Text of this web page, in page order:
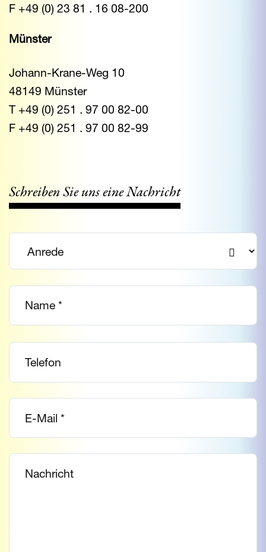
F +49 (0) 23 81 . 16 08-200
Münster
Johann-Krane-Weg 10
48149 Münster
T +49 (0) 251 . 97 00 82-00
F +49 (0) 251 . 97 00 82-99
Schreiben Sie uns eine Nachricht
lasse
leer.